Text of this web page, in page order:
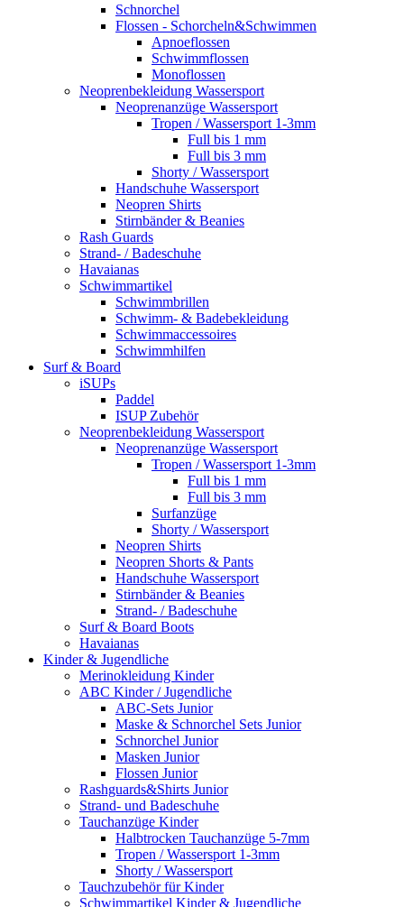
Schnorchel
Flossen - Schorcheln&Schwimmen
Apnoeflossen
Schwimmflossen
Monoflossen
Neoprenbekleidung Wassersport
Neoprenanzüge Wassersport
Tropen / Wassersport 1-3mm
Full bis 1 mm
Full bis 3 mm
Shorty / Wassersport
Handschuhe Wassersport
Neopren Shirts
Stirnbänder & Beanies
Rash Guards
Strand- / Badeschuhe
Havaianas
Schwimmartikel
Schwimmbrillen
Schwimm- & Badebekleidung
Schwimmaccessoires
Schwimmhilfen
Surf & Board
iSUPs
Paddel
ISUP Zubehör
Neoprenbekleidung Wassersport
Neoprenanzüge Wassersport
Tropen / Wassersport 1-3mm
Full bis 1 mm
Full bis 3 mm
Surfanzüge
Shorty / Wassersport
Neopren Shirts
Neopren Shorts & Pants
Handschuhe Wassersport
Stirnbänder & Beanies
Strand- / Badeschuhe
Surf & Board Boots
Havaianas
Kinder & Jugendliche
Merinokleidung Kinder
ABC Kinder / Jugendliche
ABC-Sets Junior
Maske & Schnorchel Sets Junior
Schnorchel Junior
Masken Junior
Flossen Junior
Rashguards&Shirts Junior
Strand- und Badeschuhe
Tauchanzüge Kinder
Halbtrocken Tauchanzüge 5-7mm
Tropen / Wassersport 1-3mm
Shorty / Wassersport
Tauchzubehör für Kinder
Schwimmartikel Kinder & Jugendliche